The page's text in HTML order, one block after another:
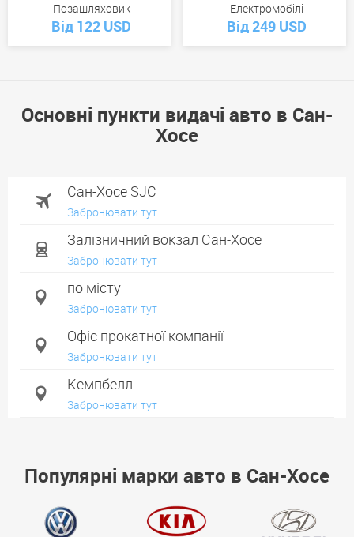
Позашляховик
Від 122 USD
Електромобілі
Від 249 USD
Основні пункти видачі авто в Сан-
Хосе
Сан-Хосе SJC
Забронювати тут
Залізничний вокзал Сан-Хосе
Забронювати тут
по місту
Забронювати тут
Офіс прокатної компанії
Забронювати тут
Кемпбелл
Забронювати тут
Мілпітас
Популярні марки авто в Сан-Хосе